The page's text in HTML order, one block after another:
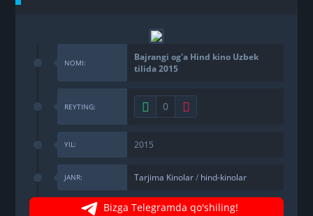
NOMI:
Bajrangi og'a Hind kino Uzbek
tilida 2015
REYTING: 0
YIL: 2015
JANR: Tarjima Kinolar/ hind-kinolar
Bizga Telegramda qo'shiling!